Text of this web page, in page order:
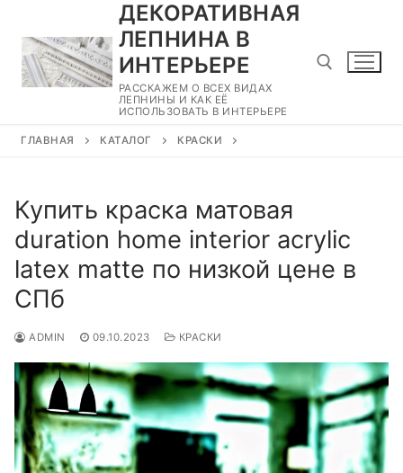
содержимому
ДЕКОРАТИВНАЯ
ЛЕПНИНА В
ИНТЕРЬЕРЕ
РАССКАЖЕМ О ВСЕХ ВИДАХ
ЛЕПНИНЫ И КАК ЕЁ
ИСПОЛЬЗОВАТЬ В ИНТЕРЬЕРЕ
ГЛАВНАЯ КАТАЛОГ КРАСКИ
Купить краска матовая
duration home interior acrylic
latex matte по низкой цене в
СПб
ADMIN 09.10.2023 КРАСКИ